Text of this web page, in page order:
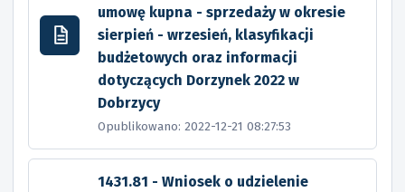
umowę kupna - sprzedaży w okresie
sierpień - wrzesień, klasyfikacji
budżetowych oraz informacji
dotyczących Dorzynek 2022 w
Dobrzycy
Opublikowano: 2022-12-21 08:27:53
1431.81 - Wniosek o udzielenie